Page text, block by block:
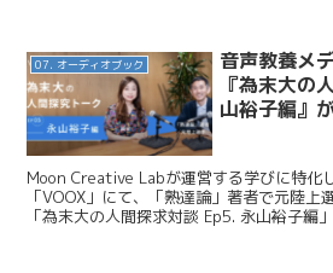
07. オーディオブック
音声教養メ
『為末大の
山裕子編』
Moon Creative Labが運営する学びに特化
「VOOX」にて、「熟達論」著者で元陸上
「為末大の人間探求対談 Ep5. 永山裕子編